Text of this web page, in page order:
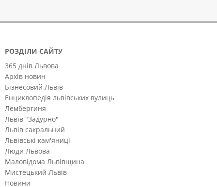
РОЗДІЛИ САЙТУ
365 днів Львова
Архів новин
Бізнесовий Львів
Енциклопедія львівських вулиць
Лембергиня
Львів "Задурно"
Львів сакральний
Львівські кам'яниці
Люди Львова
Маловідома Львівщина
Мистецький Львів
Новини